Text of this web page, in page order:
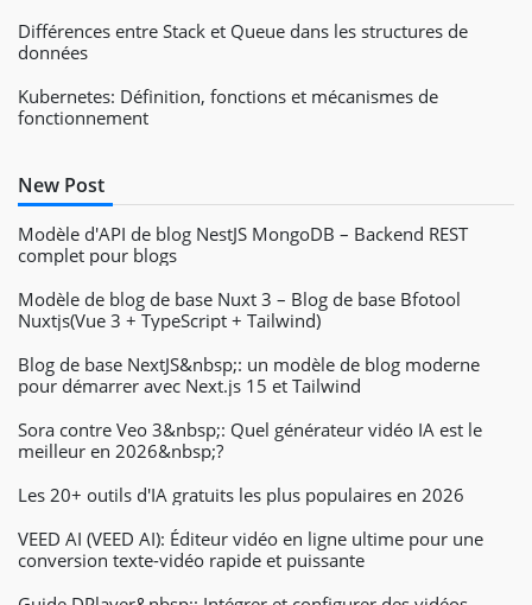
Différences entre Stack et Queue dans les structures de
données
Kubernetes: Définition, fonctions et mécanismes de
fonctionnement
New Post
Modèle d'API de blog NestJS MongoDB – Backend REST
complet pour blogs
Modèle de blog de base Nuxt 3 – Blog de base Bfotool
Nuxtjs(Vue 3 + TypeScript + Tailwind)
Blog de base NextJS&nbsp;: un modèle de blog moderne
pour démarrer avec Next.js 15 et Tailwind
Sora contre Veo 3&nbsp;: Quel générateur vidéo IA est le
meilleur en 2026&nbsp;?
Les 20+ outils d'IA gratuits les plus populaires en 2026
VEED AI (VEED AI): Éditeur vidéo en ligne ultime pour une
conversion texte-vidéo rapide et puissante